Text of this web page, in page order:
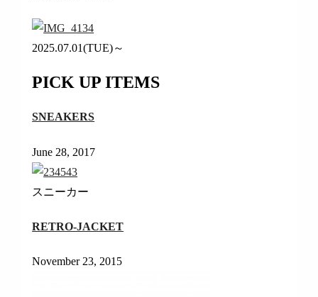
2025.07.01(TUE)～
PICK UP ITEMS
SNEAKERS
June 28, 2017
スニーカー
RETRO-JACKET
November 23, 2015